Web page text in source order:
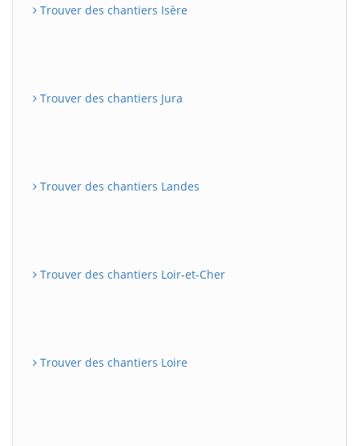
Trouver des chantiers Isère
Trouver des chantiers Jura
Trouver des chantiers Landes
Trouver des chantiers Loir-et-Cher
Trouver des chantiers Loire